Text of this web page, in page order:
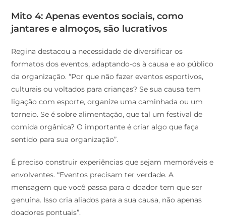
Mito 4: Apenas eventos sociais, como
jantares e almoços, são lucrativos
Regina destacou a necessidade de diversificar os
formatos dos eventos, adaptando-os à causa e ao público
da organização. “Por que não fazer eventos esportivos,
culturais ou voltados para crianças? Se sua causa tem
ligação com esporte, organize uma caminhada ou um
torneio. Se é sobre alimentação, que tal um festival de
comida orgânica? O importante é criar algo que faça
sentido para sua organização”.
É preciso construir experiências que sejam memoráveis e
envolventes. “Eventos precisam ter verdade. A
mensagem que você passa para o doador tem que ser
genuína. Isso cria aliados para a sua causa, não apenas
doadores pontuais”.